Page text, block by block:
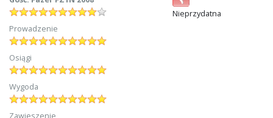
Prowadzenie
Osiągi
Wygoda
Zawieszenie
Nieprzydatna